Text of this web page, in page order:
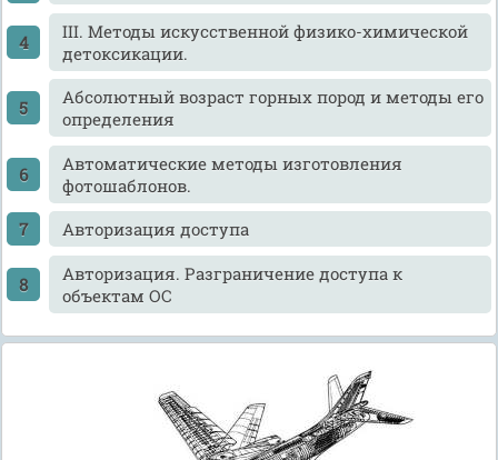
III. Методы искусственной физико-химической
детоксикации.
Абсолютный возраст горных пород и методы его
определения
Автоматические методы изготовления
фотошаблонов.
Авторизация доступа
Авторизация. Разграничение доступа к
объектам ОС